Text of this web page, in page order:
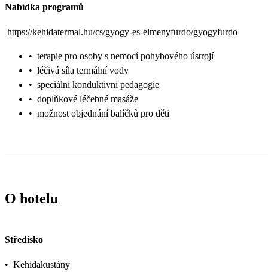
Nabídka programů
https://kehidatermal.hu/cs/gyogy-es-elmenyfurdo/gyogyfurdo
• terapie pro osoby s nemocí pohybového ústrojí
• léčivá síla termální vody
• speciální konduktivní pedagogie
• doplňkové léčebné masáže
• možnost objednání balíčků pro děti
O hotelu
Středisko
• Kehidakustány